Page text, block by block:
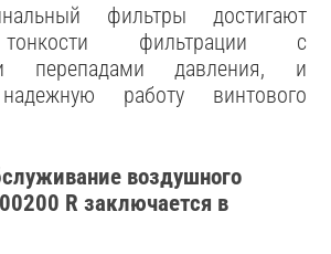
фильтры достигают
фильтрации с
перепадами давления, и
работу винтового
воздушного
R заключается в